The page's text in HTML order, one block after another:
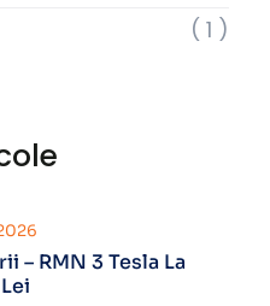
( 1 )
– RMN 3 Tesla La